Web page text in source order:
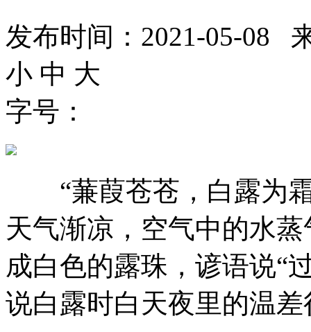
发布时间：2021-05-08
小 中 大
字号：
“蒹葭苍苍，白露为霜
天气渐凉，空气中的水
成白色的露珠，谚语说“
说白露时白天夜里的温差